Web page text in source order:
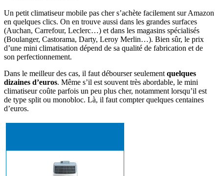
Un petit climatiseur mobile pas cher s’achète facilement sur Amazon
en quelques clics. On en trouve aussi dans les grandes surfaces
(Auchan, Carrefour, Leclerc…) et dans les magasins spécialisés
(Boulanger, Castorama, Darty, Leroy Merlin…). Bien sûr, le prix
d’une mini climatisation dépend de sa qualité de fabrication et de
son perfectionnement.
Dans le meilleur des cas, il faut débourser seulement quelques
dizaines d’euros. Même s’il est souvent très abordable, le mini
climatiseur coûte parfois un peu plus cher, notamment lorsqu’il est
de type split ou monobloc. Là, il faut compter quelques centaines
d’euros.